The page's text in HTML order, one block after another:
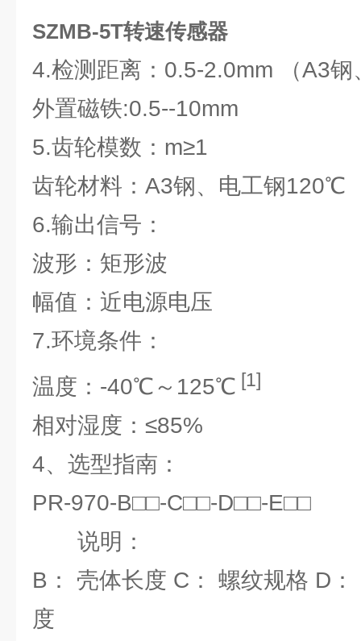
SZMB-5T转速传感器
4.检测距离：0.5-2.0mm （A3钢
外置磁铁:0.5--10mm
5.齿轮模数：m≥1
齿轮材料：A3钢、电工钢120℃
6.输出信号：
波形：矩形波
幅值：近电源电压
7.环境条件：
温度：-40℃～125℃ [1]
相对湿度：≤85%
4、选型指南：
PR-970-B□□-C□□-D□□-E□□
说明：
B： 壳体长度 C： 螺纹规格 D
度